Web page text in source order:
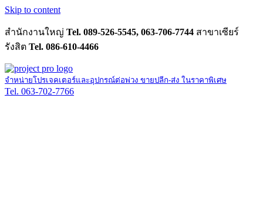
Skip to content
สำนักงานใหญ่ Tel. 089-526-5545, 063-706-7744 สาขาเซียร์
รังสิต Tel. 086-610-4466
จำหน่ายโปรเจคเตอร์และอุปกรณ์ต่อพ่วง ขายปลีก-ส่ง ในราคาพิเศษ
Tel. 063-702-7766